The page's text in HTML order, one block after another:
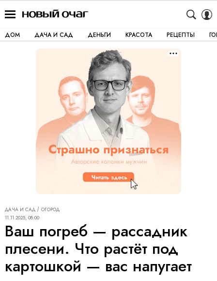
ДОМ ДАЧА И САД ДЕНЬГИ КРАСОТА РЕЦЕПТЫ
ДАЧА И САД
ОГОРОД
11.11.2025, 08:00
Ваш погреб — рассадник
плесени. Что растёт под
картошкой — вас напугает